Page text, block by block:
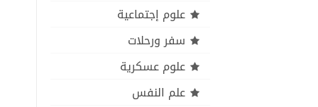
علوم إجتماعية
سفر ورحلات
علوم عسكرية
علم النفس